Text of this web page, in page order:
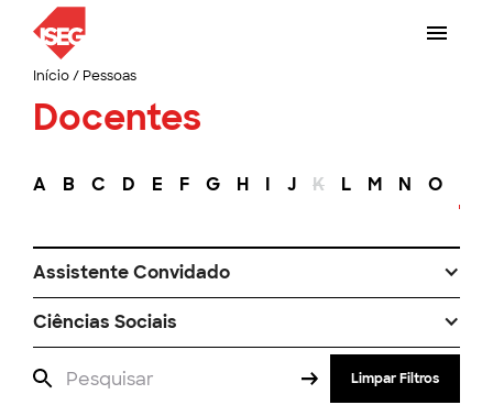
Início/ Pessoas
Docentes
A B C D E F G H I J K L M N O
Assistente Convidado
Ciências Sociais
Limpar Filtros